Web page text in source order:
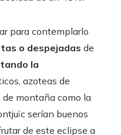
para contemplarlo
o despejadas de
la
azoteas de
de montaña como la
serían buenos
de este eclipse a